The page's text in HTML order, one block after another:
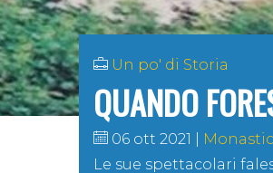
Un po' di Storia
QUANDO
06 ott 2021
Le sue spettacolari